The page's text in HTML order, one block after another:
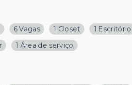
6 Vagas 1 Closet 1 Escritório
1 Área de serviço